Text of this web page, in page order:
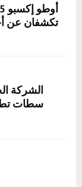
تكشفان عن
الشركة
سطات